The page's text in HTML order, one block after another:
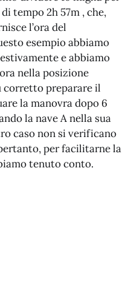
tempo 2h 57m , che,
l’ora del
esempio abbiamo
e abbiamo
nella posizione
corretto preparare il
la manovra dopo 6
la nave A nella sua
caso non si verificano
per facilitarne la
tenuto conto.